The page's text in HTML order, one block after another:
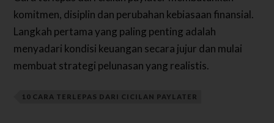
komitmen, disiplin dan perubahan kebiasaan finansial.
Langkah pertama yang paling penting adalah
menyadari kondisi keuangan secara jujur dan mulai
membuat strategi pelunasan yang realistis.
10 CARA TERLEPAS DARI CICILAN PAYLATER